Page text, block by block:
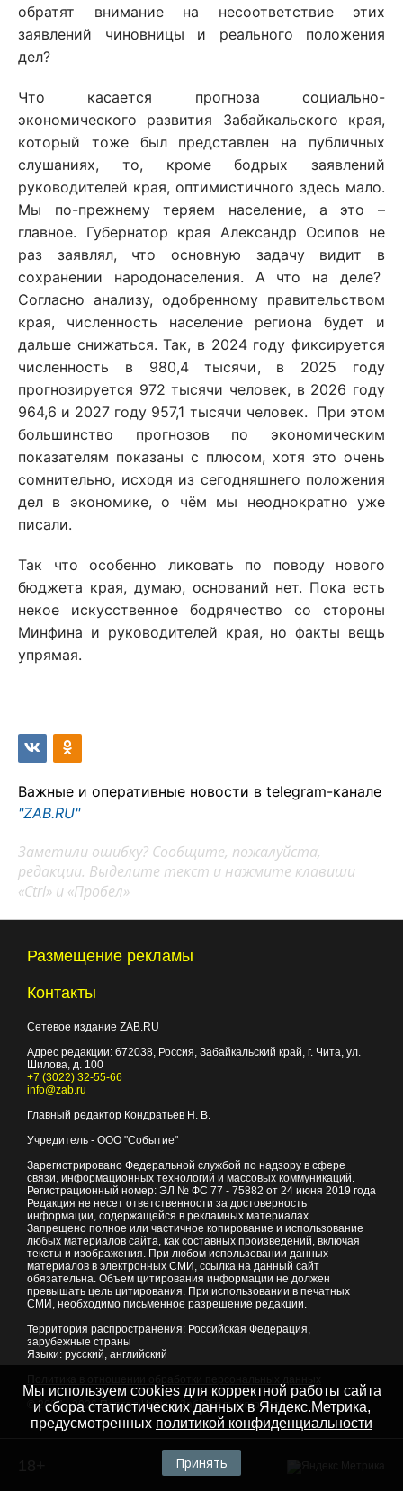
обратят внимание на несоответствие этих
заявлений чиновницы и реального положения
дел?
Что касается прогноза социально-
экономического развития Забайкальского края,
который тоже был представлен на публичных
слушаниях, то, кроме бодрых заявлений
руководителей края, оптимистичного здесь мало.
Мы по-прежнему теряем население, а это –
главное. Губернатор края Александр Осипов не
раз заявлял, что основную задачу видит в
сохранении народонаселения. А что на деле?
Согласно анализу, одобренному правительством
края, численность население региона будет и
дальше снижаться. Так, в 2024 году фиксируется
численность в 980,4 тысячи, в 2025 году
прогнозируется 972 тысячи человек, в 2026 году
964,6 и 2027 году 957,1 тысячи человек. При этом
большинство прогнозов по экономическим
показателям показаны с плюсом, хотя это очень
сомнительно, исходя из сегодняшнего положения
дел в экономике, о чём мы неоднократно уже
писали.
Так что особенно ликовать по поводу нового
бюджета края, думаю, оснований нет. Пока есть
некое искусственное бодрячество со стороны
Минфина и руководителей края, но факты вещь
упрямая.
Важные и оперативные новости в telegram-канале
"ZAB.RU"
Заметили ошибку? Сообщите, пожалуйста,
редакции. Выделите текст и нажмите клавиши
«Ctrl» и «Пробел»
Размещение рекламы
Контакты
Сетевое издание ZAB.RU
Адрес редакции: 672038, Россия, Забайкальский край, г. Чита, ул.
Шилова, д. 100
+7 (3022) 32-55-66
info@zab.ru
Главный редактор Кондратьев Н. В.
Учредитель - ООО "Событие"
Зарегистрировано Федеральной службой по надзору в сфере
связи, информационных технологий и массовых коммуникаций.
Регистрационный номер: ЭЛ № ФС 77 - 75882 от 24 июня 2019 года
Редакция не несет ответственности за достоверность
информации, содержащейся в рекламных материалах
Запрещено полное или частичное копирование и использование
любых материалов сайта, как составных произведений, включая
тексты и изображения. При любом использовании данных
материалов в электронных СМИ, ссылка на данный сайт
обязательна. Объем цитирования информации не должен
превышать цель цитирования. При использовании в печатных
СМИ, необходимо письменное разрешение редакции.
Территория распространения: Российская Федерация,
зарубежные страны
Языки: русский, английский
© 2007 - 2026Портал Читы и Забайкальского края
Мы используем cookies для корректной работы сайта
и сбора статистических данных в Яндекс.Метрика,
предусмотренных политикой конфиденциальности
Принять